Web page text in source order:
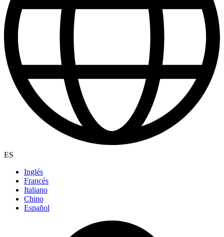
ES
Inglés
Francés
Italiano
Chino
Español